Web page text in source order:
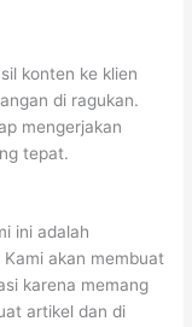
konten ke klien
di ragukan.
mengerjakan
tepat.
ini adalah
akan membuat
karena memang
artikel dan di